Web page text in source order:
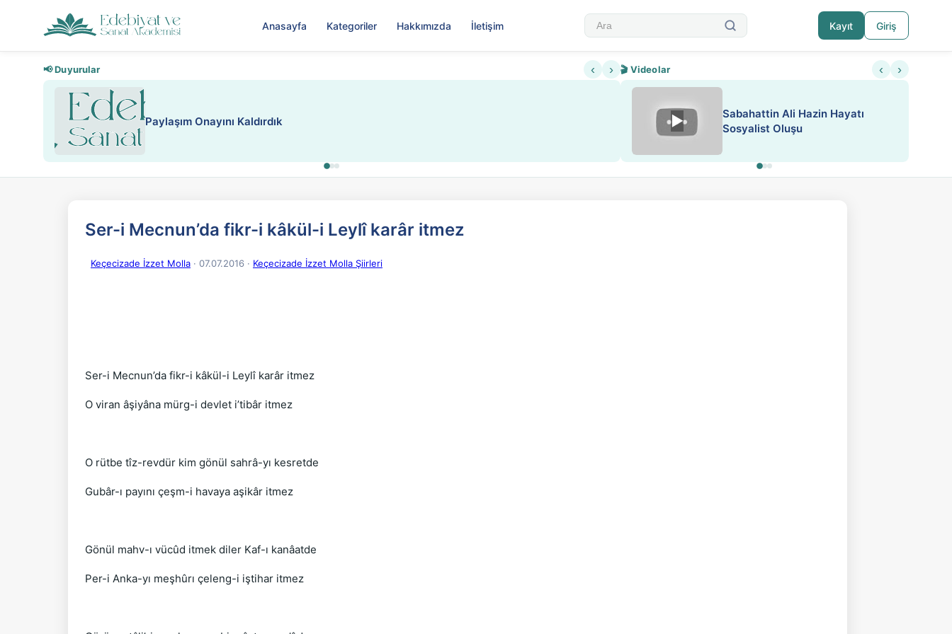
Anasayfa Kategoriler Hakkımızda İletişim Kayıt Giriş
📢 Duyurular ‹ ›
Paylaşım Onayını Kaldırdık Nadir içeriklere kısıtlama ve kredi sistemi getirildi
🎬 Videolar ‹ ›
Sabahattin Ali Hazin Hayatı
Sosyalist Oluşu
Ser-i Mecnun’da fikr-i kâkül-i Leylî karâr itmez
Keçecizade İzzet Molla · 07.07.2016 · Keçecizade İzzet Molla Şiirleri
Ser-i Mecnun’da fikr-i kâkül-i Leylî karâr itmez
O viran âşiyâna mürg-i devlet i’tibâr itmez
O rütbe tîz-revdür kim gönül sahrâ-yı kesretde
Gubâr-ı payını çeşm-i havaya aşikâr itmez
Gönül mahv-ı vücûd itmek diler Kaf-ı kanâatde
Per-i Anka-yı meşhûrı çeleng-i iştihar itmez